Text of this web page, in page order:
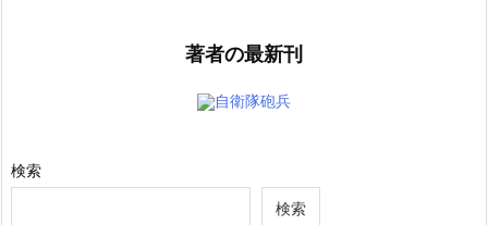
著者の最新刊
自衛隊砲兵
検索
検索